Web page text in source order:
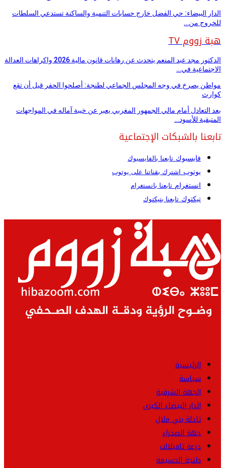
الدار البيضاء: حي الفضل خارج حسابات التنمية والساكنة تستدعي السلطات
للخروج من…
هبة زووم TV
الدكتور مجد عبد المنعم يتحدث عن رهانات قانون مالية 2026 واكراهات العدالة
الاجتماعية في…
مواطن يصرخ في وجه المجلس الجماعي لطنجة: أصلحوا الحفر قبل أن تقع
كوارث
بعد التعادل أمام مالي الجمهور المغربي يعبر عن خيبة آماله في المواجهات
المتبقية للأسود…
تابعنا بالشبكات الإجتماعية
فايسبوك تابعنا بالفايسبوك
يوتوب اشترك بقناتنا على يوتوب
انستغرام تابعنا بانستغرام
تيكتوك تابعنا بتيكتوك
الرئيسية
سياسة
الجهة الشرقية
الدار البيضاء الكبرى
تادلة بني ملال
جهة الصحراء
درعة تافيلالت
طنجة الحسيمة